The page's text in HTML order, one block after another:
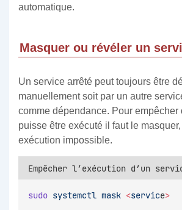
automatique.
Masquer ou révéler un
Un service arrêté peut toujours être
manuellement soit par un autre
comme dépendance. Pour empêcher
puisse être exécuté il faut le
exécution impossible.
Empêcher l’exécution d’un
sudo systemctl mask <service>